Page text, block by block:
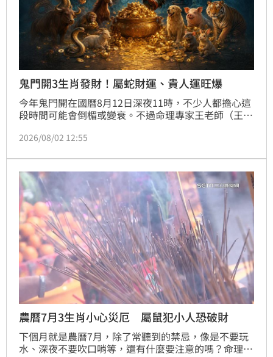
鬼門開3生肖發財！屬蛇財運、貴人運旺爆
今年鬼門開在國曆8月12日深夜11時，不少人都擔心這
段時間可能會倒楣或變衰。不過命理專家王老師（王昆
運、貴人運及事業運都會有感提升。
2026/08/02 12:55
農曆7月3生肖小心災厄 屬鼠犯小人恐破財
下個月就是農曆7月，除了常聽到的禁忌，像是不要玩
水、深夜不要吹口哨等，還有什麼要注意的嗎？命理專